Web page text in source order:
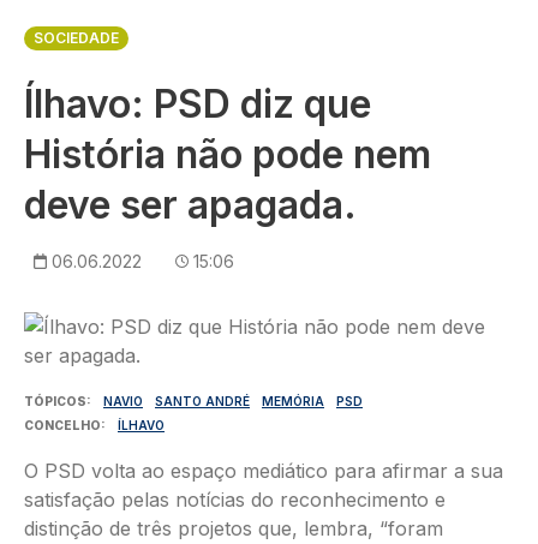
SOCIEDADE
Ílhavo: PSD diz que
História não pode nem
deve ser apagada.
06.06.2022 15:06
Imagem
TÓPICOS NAVIO SANTO ANDRÉ MEMÓRIA
PSD
CONCELHO
ÍLHAVO
O PSD volta ao espaço mediático para afirmar a sua
satisfação pelas notícias do reconhecimento e
distinção de três projetos que, lembra, “foram